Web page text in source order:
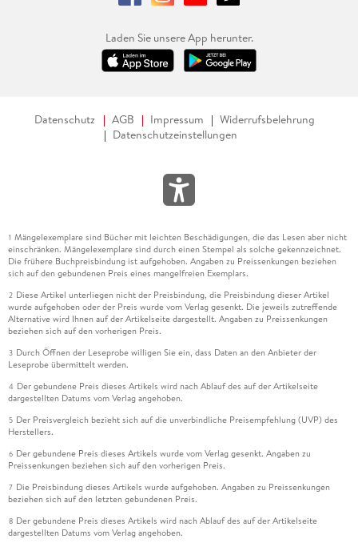
Laden Sie unsere App herunter.
Datenschutz AGB Impressum
Widerrufsbelehrung
Datenschutzeinstellungen
1 Mängelexemplare sind Bücher mit leichten Beschädigungen, die das Lesen aber nicht
einschränken. Mängelexemplare sind durch einen Stempel als solche gekennzeichnet.
Die frühere Buchpreisbindung ist aufgehoben. Angaben zu Preissenkungen beziehen
sich auf den gebundenen Preis eines mangelfreien Exemplars.
2 Diese Artikel unterliegen nicht der Preisbindung, die Preisbindung dieser Artikel
wurde aufgehoben oder der Preis wurde vom Verlag gesenkt. Die jeweils zutreffende
Alternative wird Ihnen auf der Artikelseite dargestellt. Angaben zu Preissenkungen
beziehen sich auf den vorherigen Preis.
3 Durch Öffnen der Leseprobe willigen Sie ein, dass Daten an den Anbieter der
Leseprobe übermittelt werden.
4 Der gebundene Preis dieses Artikels wird nach Ablauf des auf der Artikelseite
dargestellten Datums vom Verlag angehoben.
5 Der Preisvergleich bezieht sich auf die unverbindliche Preisempfehlung (UVP) des
Herstellers.
6 Der gebundene Preis dieses Artikels wurde vom Verlag gesenkt. Angaben zu
Preissenkungen beziehen sich auf den vorherigen Preis.
7 Die Preisbindung dieses Artikels wurde aufgehoben. Angaben zu Preissenkungen
beziehen sich auf den letzten gebundenen Preis.
8 Der gebundene Preis dieses Artikels wird nach Ablauf des auf der Artikelseite
dargestellten Datums vom Verlag angehoben.